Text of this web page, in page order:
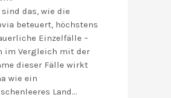
sind das, wie die
beteuert, höchstens
Einzelfälle –
im Vergleich mit der
dieser Fälle wirkt
wie ein
Land…